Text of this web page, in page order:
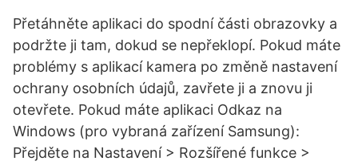
Přetáhněte aplikaci do spodní části obrazovky a
podržte ji tam, dokud se nepřeklopí. Pokud máte
problémy s aplikací kamera po změně nastavení
ochrany osobních údajů, zavřete ji a znovu ji
otevřete. Pokud máte aplikaci Odkaz na
Windows (pro vybraná zařízení Samsung):
Přejděte na Nastavení > Rozšířené funkce >